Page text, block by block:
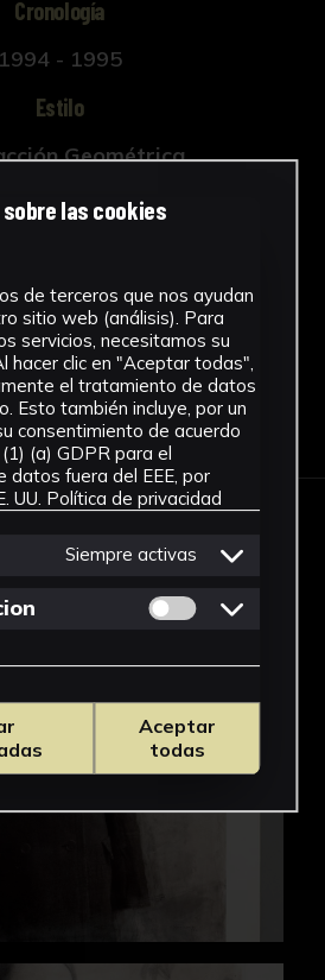
Cronología
1994 - 1995
Estilo
Geométrica
Técnica
Ver más
Ficha
IMÁGENES
las cookies
de terceros que nos ayudan
sitio web (análisis). Para
servicios, necesitamos su
hacer clic en "Aceptar todas",
el tratamiento de datos
Esto también incluye, por un
consentimiento de acuerdo
(a) GDPR para el
datos fuera del EEE, por
UU. Política de privacidad
Siempre activas
Permitir cookies
Aceptar
todas